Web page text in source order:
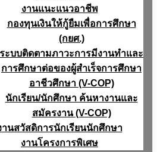
งานแนะแนวอาชีพ
กองทุนเงินให้กู้ยืมเพื่อการศึกษา
(กยศ.)
ระบบติดตามภาวะการมีงานทำและ
การศึกษาต่อของผู้สำเร็จการศึกษา
อาชีวศึกษา (V-COP)
นักเรียน/นักศึกษา ค้นหางานและ
สมัครงาน (V-COP)
านสวัสดิการนักเรียนนักศึกษา
งานโครงการพิเศษ